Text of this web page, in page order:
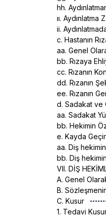
hh.
ıı. Aydınlatma
ii.
c. Hastanın
aa. Genel
bb. Rızaya
cc. Rızanın
dd. Rızanın
ee. Rızanın
d. Sadakat ve
aa. Sadakat
bb. Hekimin
e. Kayda
aa. Diş
bb. Diş
VII. DİŞ
A. Genel
B.
C. Kusur
1. Tedavi